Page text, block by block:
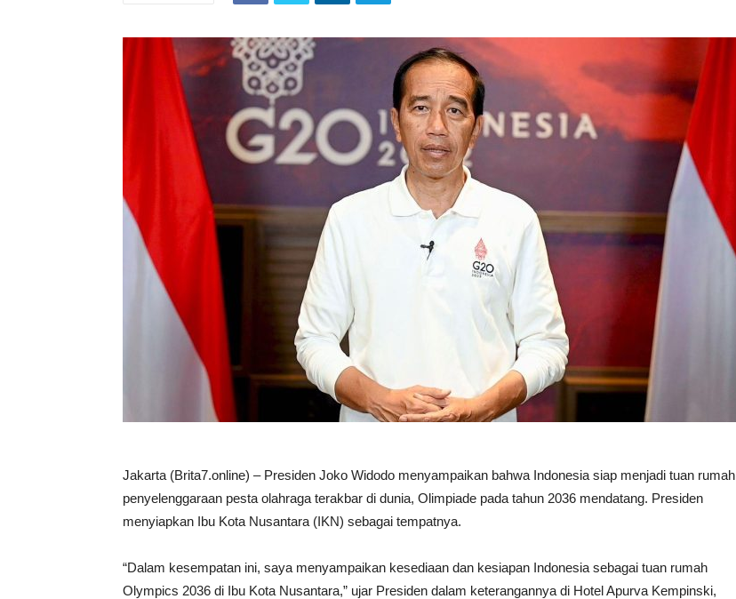
Jakarta (Brita7.online) – Presiden Joko Widodo menyampaikan bahwa Indonesia siap menjadi tuan rumah
penyelenggaraan pesta olahraga terakbar di dunia, Olimpiade pada tahun 2036 mendatang. Presiden
menyiapkan Ibu Kota Nusantara (IKN) sebagai tempatnya.
“Dalam kesempatan ini, saya menyampaikan kesediaan dan kesiapan Indonesia sebagai tuan rumah
Olympics 2036 di Ibu Kota Nusantara,” ujar Presiden dalam keterangannya di Hotel Apurva Kempinski,